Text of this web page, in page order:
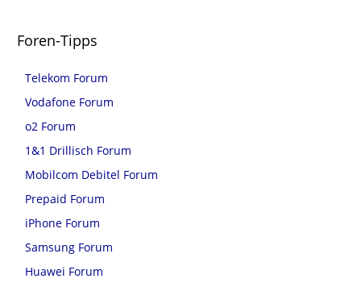
Foren-Tipps
Telekom Forum
Vodafone Forum
o2 Forum
1&1 Drillisch Forum
Mobilcom Debitel Forum
Prepaid Forum
iPhone Forum
Samsung Forum
Huawei Forum